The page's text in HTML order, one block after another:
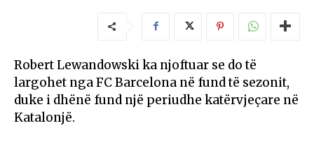
Robert Lewandowskika njoftuar se do të
largohet ngaFC Barcelona në fund të sezonit,
duke i dhënë fund një periudhe katërvjeçare në
Katalonjë.